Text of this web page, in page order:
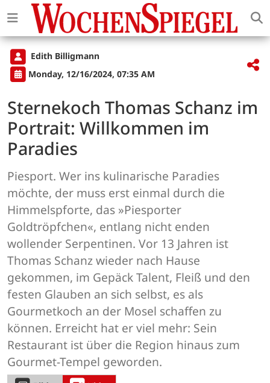
Edith Billigmann
Monday, 12/16/2024, 07:35 AM
Sternekoch Thomas Schanz im
Portrait: Willkommen im
Paradies
Piesport. Wer ins kulinarische Paradies
möchte, der muss erst einmal durch die
Himmelspforte, das »Piesporter
Goldtröpfchen«, entlang nicht enden
wollender Serpentinen. Vor 13 Jahren ist
Thomas Schanz wieder nach Hause
gekommen, im Gepäck Talent, Fleiß und den
festen Glauben an sich selbst, es als
Gourmetkoch an der Mosel schaffen zu
können. Erreicht hat er viel mehr: Sein
Restaurant ist über die Region hinaus zum
Gourmet-Tempel geworden.